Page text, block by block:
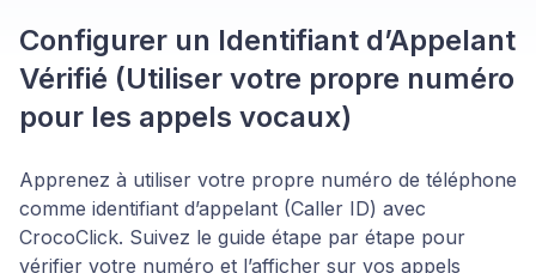
Configurer un Identifiant d’Appelant
Vérifié (Utiliser votre propre numéro
pour les appels vocaux)
Apprenez à utiliser votre propre numéro de téléphone
comme identifiant d’appelant (Caller ID) avec
CrocoClick. Suivez le guide étape par étape pour
vérifier votre numéro et l’afficher sur vos appels